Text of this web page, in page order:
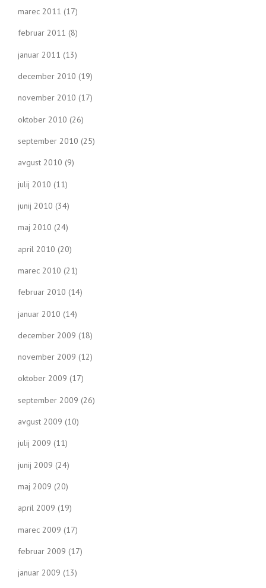
marec 2011 (17)
februar 2011 (8)
januar 2011 (13)
december 2010 (19)
november 2010 (17)
oktober 2010 (26)
september 2010 (25)
avgust 2010 (9)
julij 2010 (11)
junij 2010 (34)
maj 2010 (24)
april 2010 (20)
marec 2010 (21)
februar 2010 (14)
januar 2010 (14)
december 2009 (18)
november 2009 (12)
oktober 2009 (17)
september 2009 (26)
avgust 2009 (10)
julij 2009 (11)
junij 2009 (24)
maj 2009 (20)
april 2009 (19)
marec 2009 (17)
februar 2009 (17)
januar 2009 (13)